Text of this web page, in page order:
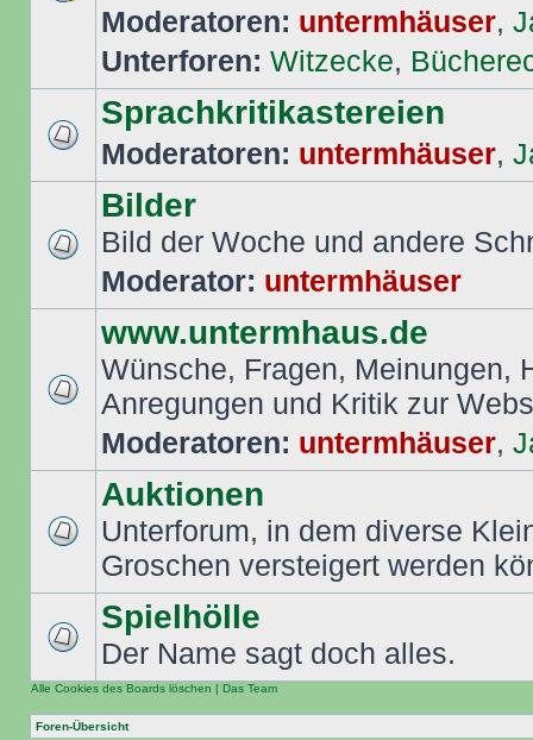
Moderatoren: untermhäuser,
Unterforen: Witzecke,
Sprachkritikastereien
Moderatoren: untermhäuser,
Bilder
Bild der Woche und andere
Moderator: untermhäuser
www.untermhaus.de
Wünsche, Fragen, Meinungen,
Anregungen und Kritik zur
Moderatoren: untermhäuser,
Auktionen
Unterforum, in dem diverse
Groschen versteigert werden
Spielhölle
Der Name sagt doch alles.
Alle Cookies des Boards löschen | Das Team
Foren-Übersicht